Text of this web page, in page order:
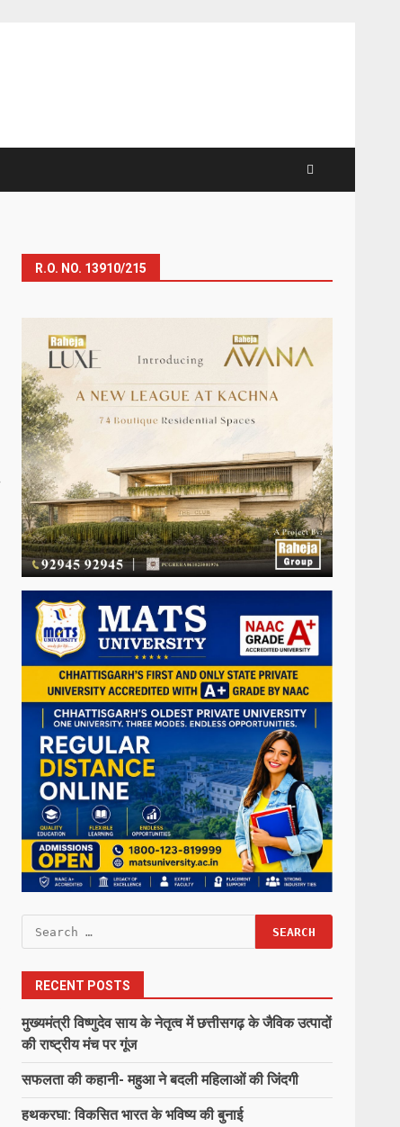
R.O. NO. 13910/215
Search
for:
RECENT POSTS
मुख्यमंत्री विष्णुदेव साय के नेतृत्व में छत्तीसगढ़ के जैविक उत्पादों
की राष्ट्रीय मंच पर गूंज
सफलता की कहानी- महुआ ने बदली महिलाओं की जिंदगी
हथकरघा: विकसित भारत के भविष्य की बुनाई